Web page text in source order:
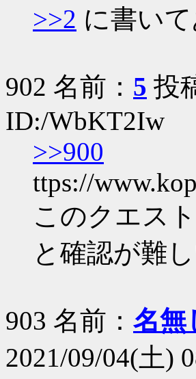
>>2 に書い
902 名前： 5 投
ID:/WbKT2Iw
>>900
ttps://
このクエス
と確認が難
903 名前： 名無
2021/09/04(土)